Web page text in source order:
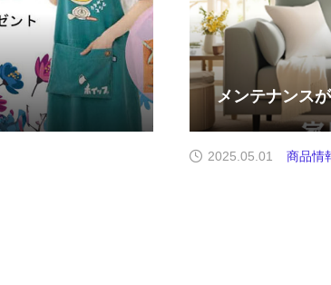
メンテナンス
2025.05.01 商品情